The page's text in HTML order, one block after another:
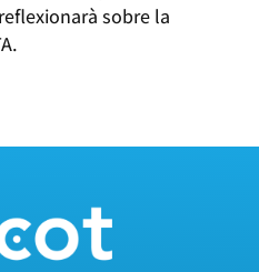
sobre la